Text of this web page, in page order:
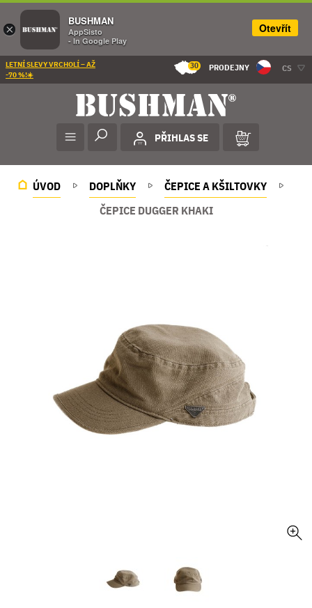
LETNÍ SLEVY VRCHOLÍ – AŽ
-70 %!☀️
30 PRODEJNY CS
PŘIHLAS SE
ÚVOD DOPLŇKY
ČEPICE A KŠILTOVKY
ČEPICE DUGGER KHAKI
×
BUSHMAN
AppSisto
- In Google Play
Otevřít